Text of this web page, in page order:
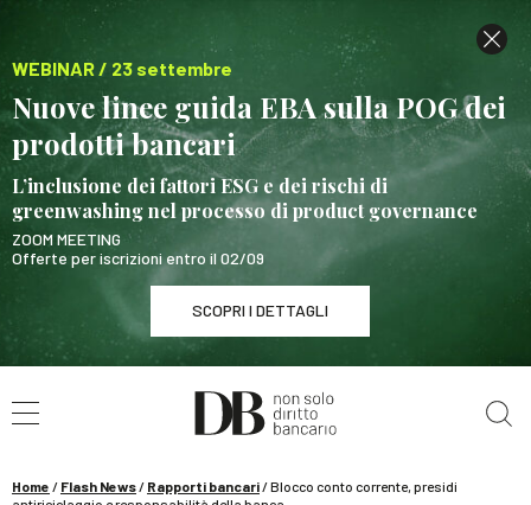
WEBINAR / 23 settembre
Nuove linee guida EBA sulla POG dei
prodotti bancari
L’inclusione dei fattori ESG e dei rischi di
greenwashing nel processo di product governance
ZOOM MEETING
Offerte per iscrizioni entro il 02/09
SCOPRI I DETTAGLI
WEBINAR / 23 settembre
Nuove linee guida EBA sulla POG dei prodotti
SCOPRI I DETTAGLI
Home / Flash News/ Rapporti bancari/Blocco conto corrente, presidi